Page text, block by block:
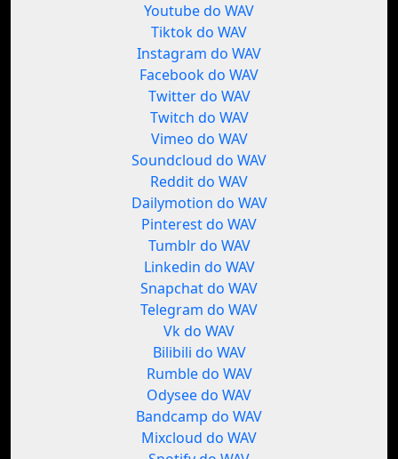
Youtube do WAV
Tiktok do WAV
Instagram do WAV
Facebook do WAV
Twitter do WAV
Twitch do WAV
Vimeo do WAV
Soundcloud do WAV
Reddit do WAV
Dailymotion do WAV
Pinterest do WAV
Tumblr do WAV
Linkedin do WAV
Snapchat do WAV
Telegram do WAV
Vk do WAV
Bilibili do WAV
Rumble do WAV
Odysee do WAV
Bandcamp do WAV
Mixcloud do WAV